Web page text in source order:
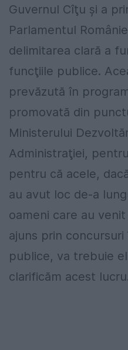
Guvernul Cîţu şi a
Parlamentul
delimitarea clară a
funcţiile publice.
prevăzută în
promovată din
Ministerului
Administraţiei,
pentru că acele,
au avut loc de-a
oameni care au
ajuns prin
publice, va trebuie
clarificăm acest